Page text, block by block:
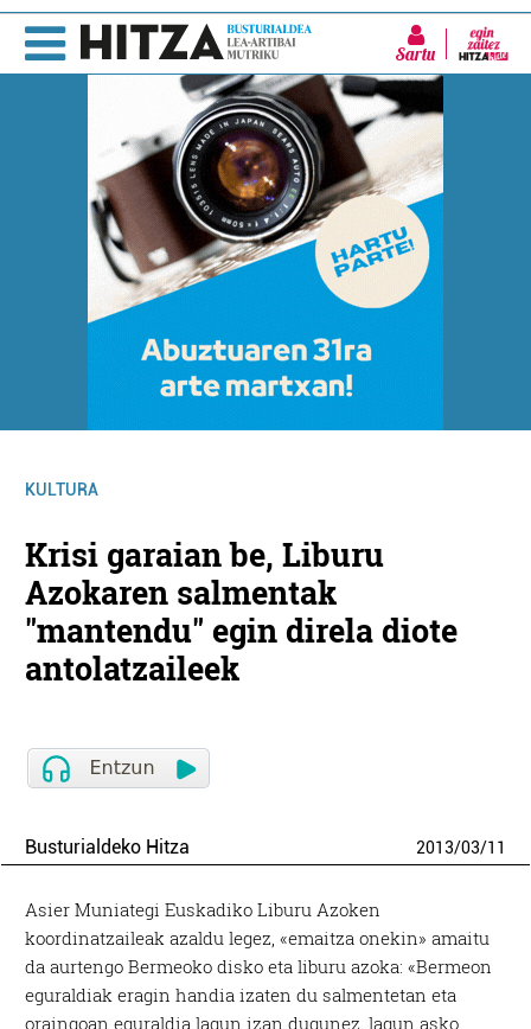
Sartu
KULTURA
Krisi garaian be, Liburu
Azokaren salmentak
"mantendu" egin direla diote
antolatzaileek
Busturialdeko Hitza 2013/03/11
Asier Muniategi Euskadiko Liburu Azoken
koordinatzaileak azaldu legez, «emaitza onekin» amaitu
da aurtengo Bermeoko disko eta liburu azoka: «Bermeon
eguraldiak eragin handia izaten du salmentetan eta
oraingoan eguraldia lagun izan dugunez, lagun asko